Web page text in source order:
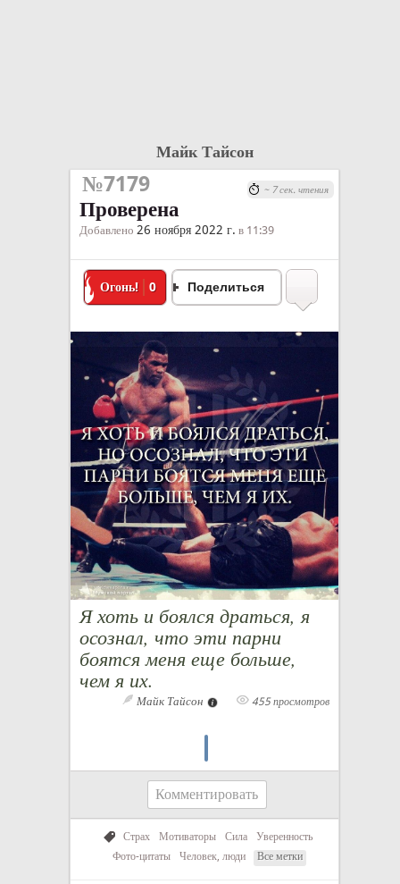
Майк Тайсон
№7179
Проверена
Добавлено 26 ноября 2022 г. в 11:39
Огонь! 0 Поделиться
Я хоть и боялся драться, я
осознал, что эти парни
боятся меня еще больше,
чем я их.
Майк Тайсон 455 просмотров
~ 7 сек. чтения
Комментировать
Страх Мотиваторы Сила
Уверенность
Фото-цитаты
Человек, люди Все метки